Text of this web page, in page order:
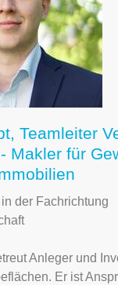
Teamleiter
Makler für
der Fachrichtung
Anleger und
Er ist